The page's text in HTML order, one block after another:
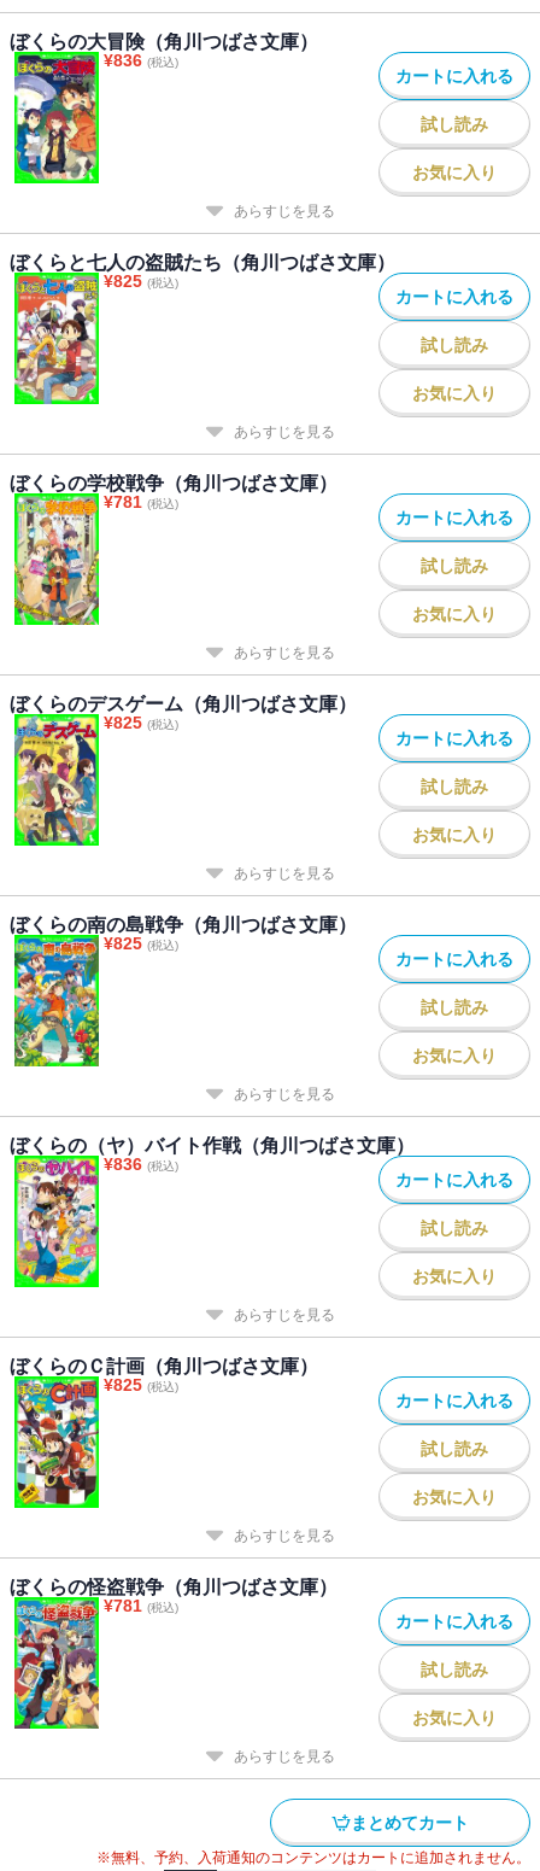
ぼくらの大冒険（角川つばさ文庫）
¥836 (税込)
カートに入れる
試し読み
お気に入り
あらすじを見る
ぼくらと七人の盗賊たち（角川つばさ文庫）
¥825 (税込)
カートに入れる
試し読み
お気に入り
あらすじを見る
ぼくらの学校戦争（角川つばさ文庫）
¥781 (税込)
カートに入れる
試し読み
お気に入り
あらすじを見る
ぼくらのデスゲーム（角川つばさ文庫）
¥825 (税込)
カートに入れる
試し読み
お気に入り
あらすじを見る
ぼくらの南の島戦争（角川つばさ文庫）
¥825 (税込)
カートに入れる
試し読み
お気に入り
あらすじを見る
ぼくらの（ヤ）バイト作戦（角川つばさ文庫）
¥836 (税込)
カートに入れる
試し読み
お気に入り
あらすじを見る
ぼくらのＣ計画（角川つばさ文庫）
¥825 (税込)
カートに入れる
試し読み
お気に入り
あらすじを見る
ぼくらの怪盗戦争（角川つばさ文庫）
¥781 (税込)
カートに入れる
試し読み
お気に入り
あらすじを見る
まとめてカート
※無料、予約、入荷通知のコンテンツはカートに追加されません。